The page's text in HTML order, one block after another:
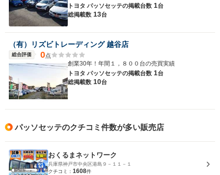
トヨタ パッソセッテの掲載台数 1台
総掲載数 13台
（有）リズビトレーディング 越谷店
総合評価 0点
創業30年！年間１，８００台の売買実績
トヨタ パッソセッテの掲載台数 1台
総掲載数 10台
パッソセッテのクチコミ件数が多い販売店
おくるまネットワーク
兵庫県神戸市中央区港島９－１１－１
クチコミ： 1608件